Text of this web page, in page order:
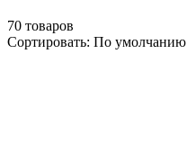
70 товаров
Сортировать: По умолчанию